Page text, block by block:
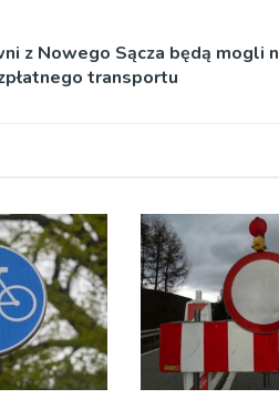
z Nowego Sącza będą mogli
transportu